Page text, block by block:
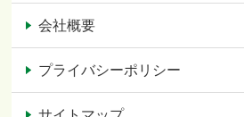
会社概要
プライバシーポリシー